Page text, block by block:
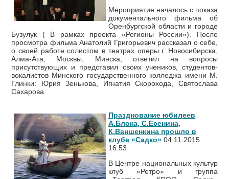
Мероприятие началось с показа
документального фильма об
Оренбургской области и городе
Бузулук ( В рамках проекта «Регионы России»). После
просмотра фильма Анатолий Григорьевич рассказал о себе,
о своей работе солистом в театрах оперы г. Новосибирска,
Алма-Ата, Москвы, Минска; ответил на вопросы
присутствующих и представил своих учеников, студентов-
вокалистов Минского государственного колледжа имени М.
Глинки: Юрия Зенькова, Игнатия Скорохода, Святослава
Сахарова.
Празднование юбилеев
А.Блока, С.Есенина,
К.Ваншенкина прошло в
клубе «Садко» 04.11.2015
16:53
В Центре национальных культур
клуб «Ретро» и группа